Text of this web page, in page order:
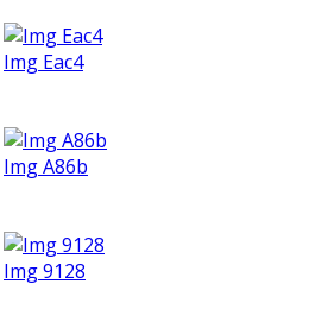
Img Eac4
Img A86b
Img 9128